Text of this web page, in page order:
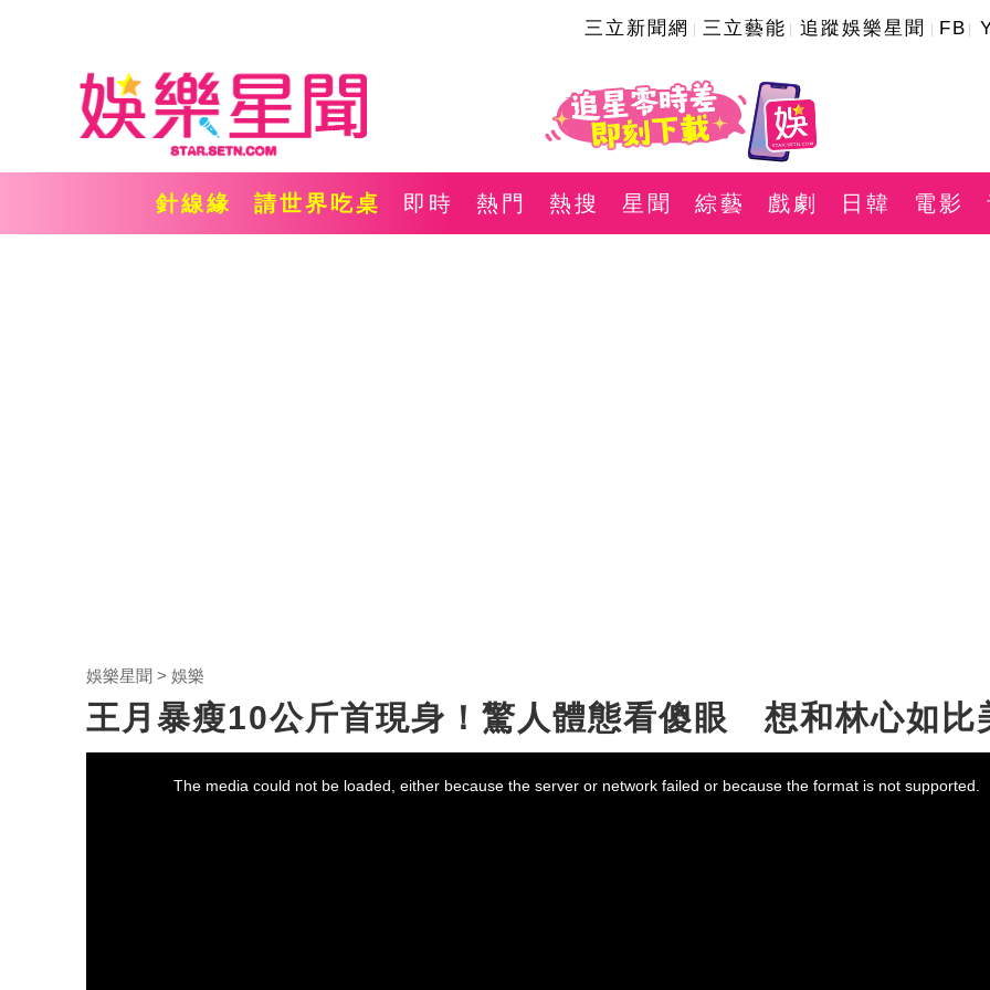
三立新聞網 三立藝能 追蹤娛樂星聞 FB
針線緣 請世界吃桌 即時 熱門 熱搜 星聞 綜藝 戲劇 日韓 電影
娛樂星聞 娛樂
王月暴瘦10公斤首現身！驚人體態看傻眼 想和林心如比
The media could not be loaded, either because the server or network failed or because the format is not supported.